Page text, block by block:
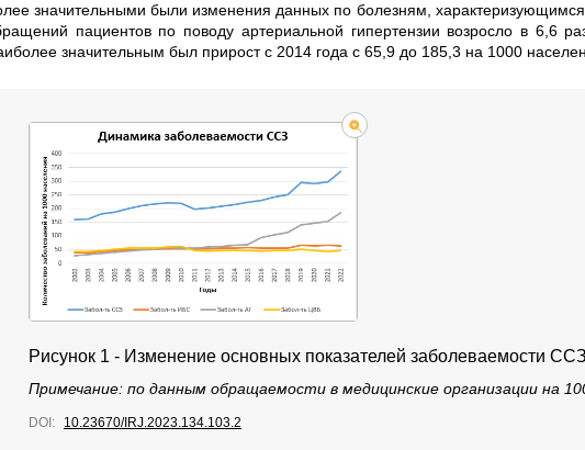
значительными были изменения данных по болезням,
пациентов по поводу артериальной гипертензии возросло в 6,6
значительным был прирост с 2014 года с 65,9 до 185,3 на 1000
Рисунок 1 - Изменение основных показателей заболеваемости
Примечание: по данным обращаемости в медицинские организации на
DOI: 10.23670/IRJ.2023.134.103.2